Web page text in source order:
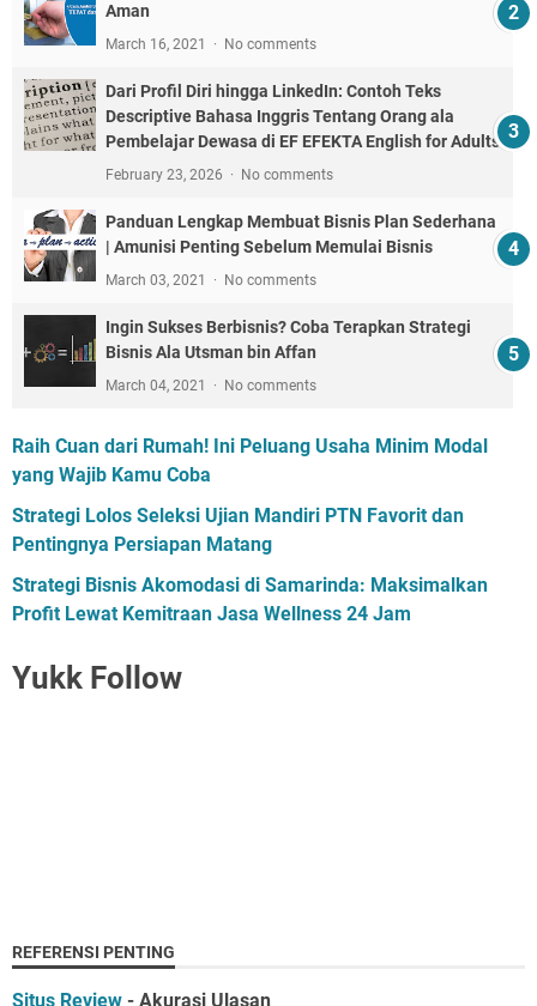
Aman
March 16, 2021 No comments
Dari Profil Diri hingga LinkedIn: Contoh Teks
Descriptive Bahasa Inggris Tentang Orang ala
Pembelajar Dewasa di EF EFEKTA English for Adults
February 23, 2026 No comments
Panduan Lengkap Membuat Bisnis Plan Sederhana
| Amunisi Penting Sebelum Memulai Bisnis
March 03, 2021 No comments
Ingin Sukses Berbisnis? Coba Terapkan Strategi
Bisnis Ala Utsman bin Affan
March 04, 2021 No comments
Raih Cuan dari Rumah! Ini Peluang Usaha Minim Modal
yang Wajib Kamu Coba
Strategi Lolos Seleksi Ujian Mandiri PTN Favorit dan
Pentingnya Persiapan Matang
Strategi Bisnis Akomodasi di Samarinda: Maksimalkan
Profit Lewat Kemitraan Jasa Wellness 24 Jam
Yukk Follow
REFERENSI PENTING
Situs Review - Akurasi Ulasan